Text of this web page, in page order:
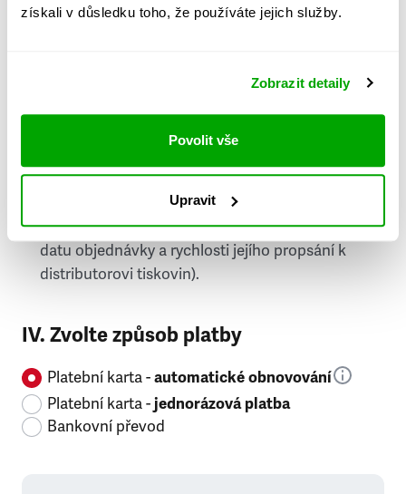
získali v důsledku toho, že používáte jejich služby.
Zobrazit detaily
Povolit vše
Upravit
doručování týdeníku Respekt v tištěné verzi, na
první vydání ve vaší schránce se můžete těšit
příští, nejpozději přespříští týden (v závislosti na
datu objednávky a rychlosti jejího propsání k
distributorovi tiskovin).
IV. Zvolte způsob platby
Platební karta -automatické obnovování
Platební karta -jednorázová platba
Bankovní převod